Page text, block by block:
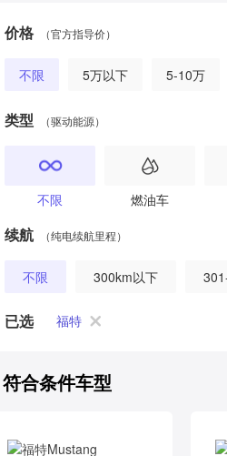
价格 （官方指导价）
不限 5万以下 5-10万
类型 （驱动能源）
不限 燃油车
续航 （纯电续航里程）
不限 300km以下
已选 福特
符合条件车型